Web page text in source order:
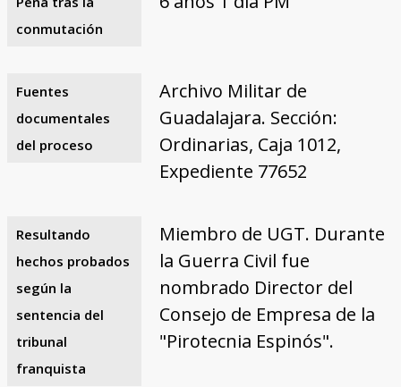
conmutación
Fuentes
documentales
del proceso
Archivo Militar de
Guadalajara. Sección:
Ordinarias, Caja 1012,
Expediente 77652
Resultando
hechos probados
según la
sentencia del
tribunal
franquista
Miembro de UGT. Durante
la Guerra Civil fue
nombrado Director del
Consejo de Empresa de la
"Pirotecnia Espinós".